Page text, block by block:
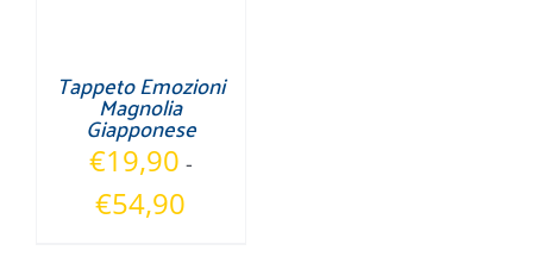
Tappeto Emozioni
Magnolia
Giapponese
€19,90 -
€54,90